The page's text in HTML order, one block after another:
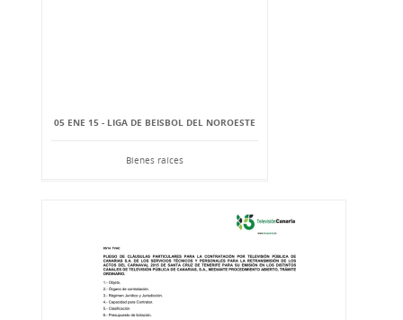
05 ENE 15 - LIGA DE BEISBOL DEL NOROESTE
Bienes raíces